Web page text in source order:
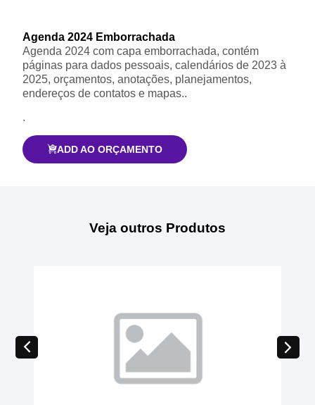
Agenda 2024 Emborrachada
Agenda 2024 com capa emborrachada, contém
páginas para dados pessoais, calendários de 2023 à
2025, orçamentos, anotações, planejamentos,
endereços de contatos e mapas..
.
ADD AO ORÇAMENTO
Veja outros Produtos